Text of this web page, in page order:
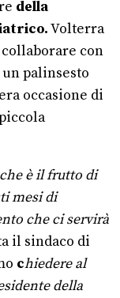
della
Volterra
con
palinsesto
occasione di
è il frutto di
mesi di
che ci servirà
il sindaco di
chiedere al
della